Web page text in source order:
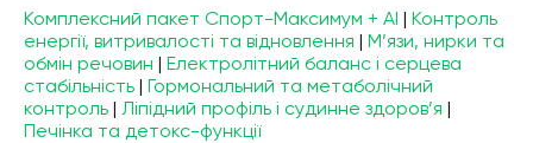
Комплексний пакет Спорт-Максимум + AI
Контроль
енергії, витривалості та відновлення
М’язи, нирки та
обмін речовин
Електролітний баланс і серцева
стабільність
Гормональний та метаболічний
контроль
Ліпідний профіль і судинне здоров’я
Печінка та детокс-функції